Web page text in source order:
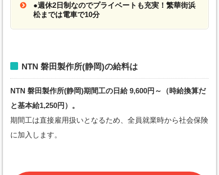
●週休2日制なのでプライベートも充実！繁華街浜
松までは電車で10分
NTN 磐田製作所(静岡)の給料は
NTN 磐田製作所(静岡)期間工の日給 9,600円～（時給換算だ
と基本給1,250円）。
期間工は直接雇用扱いとなるため、全員就業時から社会保険
に加入します。